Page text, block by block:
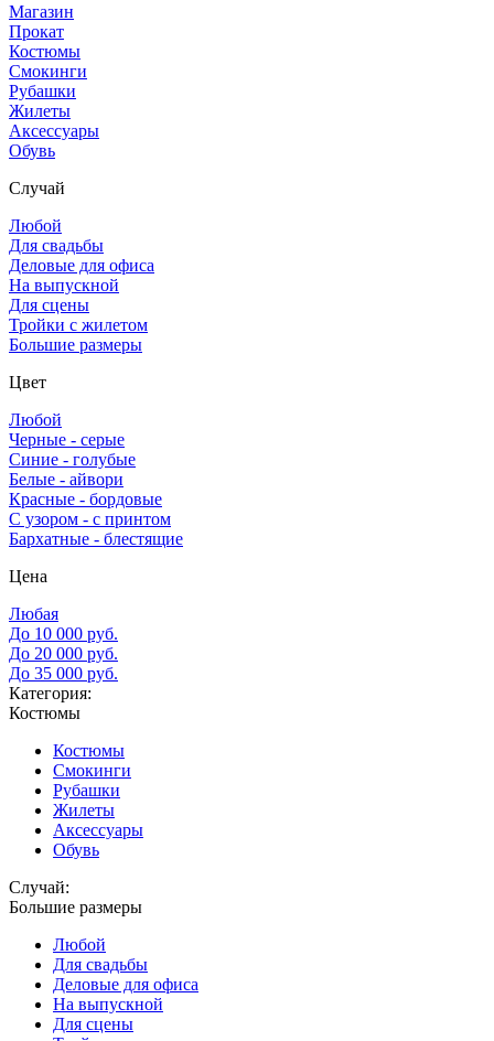
Магазин
Прокат
Костюмы
Смокинги
Рубашки
Жилеты
Аксессуары
Обувь
Случай
Любой
Для свадьбы
Деловые для офиса
На выпускной
Для сцены
Тройки с жилетом
Большие размеры
Цвет
Любой
Черные - серые
Синие - голубые
Белые - айвори
Красные - бордовые
С узором - с принтом
Бархатные - блестящие
Цена
Любая
До 10 000 руб.
До 20 000 руб.
До 35 000 руб.
Категория:
Костюмы
Костюмы
Смокинги
Рубашки
Жилеты
Аксессуары
Обувь
Случай:
Большие размеры
Любой
Для свадьбы
Деловые для офиса
На выпускной
Для сцены